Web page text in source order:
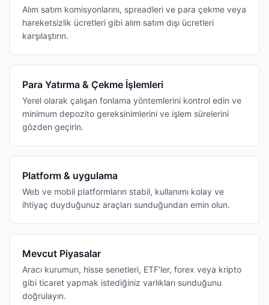
Alım satım komisyonlarını, spreadleri ve para çekme veya
hareketsizlik ücretleri gibi alım satım dışı ücretleri
karşılaştırın.
Para Yatırma & Çekme İşlemleri
Yerel olarak çalışan fonlama yöntemlerini kontrol edin ve
minimum depozito gereksinimlerini ve işlem sürelerini
gözden geçirin.
Platform & uygulama
Web ve mobil platformların stabil, kullanımı kolay ve
ihtiyaç duyduğunuz araçları sunduğundan emin olun.
Mevcut Piyasalar
Aracı kurumun, hisse senetleri, ETF'ler, forex veya kripto
gibi ticaret yapmak istediğiniz varlıkları sunduğunu
doğrulayın.